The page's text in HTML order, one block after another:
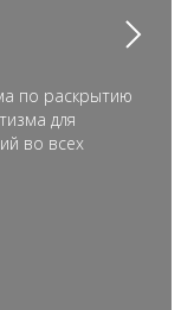
по раскрытию
для
во всех